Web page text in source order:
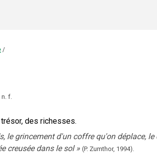
/
n. f.
des richesses.
le grincement d'un coffre qu'on déplace,
creusée dans le sol » (P. Zumthor, 1994).